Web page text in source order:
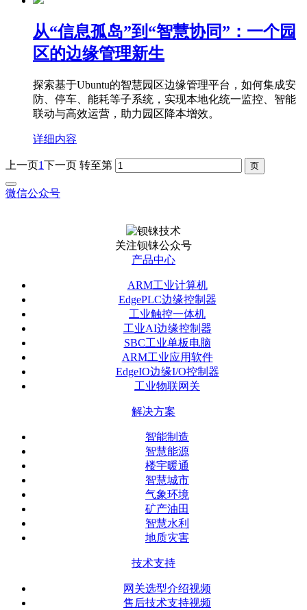
从“信息孤岛”到“智慧协同”：一个园
区的边缘管理新生
探索基于Ubuntu的智慧园区边缘管理平台，如何集成安
防、停车、能耗等子系统，实现本地化统一监控、智能
联动与高效运营，助力园区降本增效。
详细内容
上一页1下一页 转至第
微信公众号
关注钡铼公众号
产品中心
ARM工业计算机
EdgePLC边缘控制器
工业触控一体机
工业AI边缘控制器
SBC工业单板电脑
ARM工业应用软件
EdgeIO边缘I/O控制器
工业物联网关
解决方案
智能制造
智慧能源
楼宇暖通
智慧城市
气象环境
矿产油田
智慧水利
地质灾害
技术支持
网关选型介绍视频
售后技术支持视频